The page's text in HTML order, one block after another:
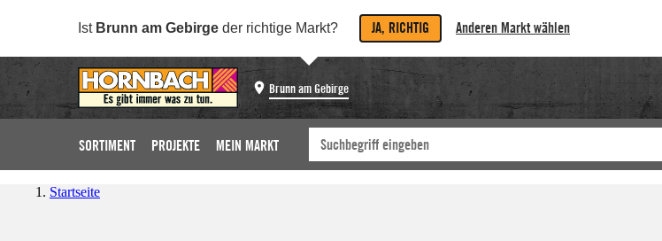
Ist Brunn am Gebirge der richtige Markt? JA, RICHTIG Anderen Markt wählen
Brunn am Gebirge
SORTIMENT PROJEKTE MEIN MARKT
Startseite